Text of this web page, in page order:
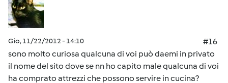
Gio, 11/22/2012 - 14:10
#16
sono molto curiosa qualcuna di voi può daemi in privato
il nome del sito dove se nn ho capito male qualcuna di voi
ha comprato attrezzi che possono servire in cucina?